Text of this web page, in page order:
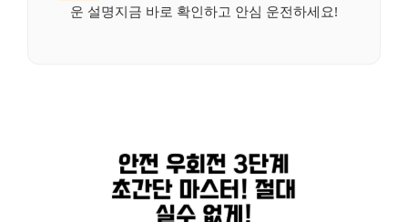
운 설명지금 바로 확인하고 안심 운전하세요!